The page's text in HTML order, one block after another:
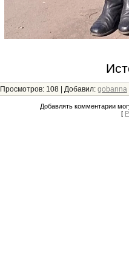
Просмотров: 108| Добавил: gobanna
Добавлять комментарии
[